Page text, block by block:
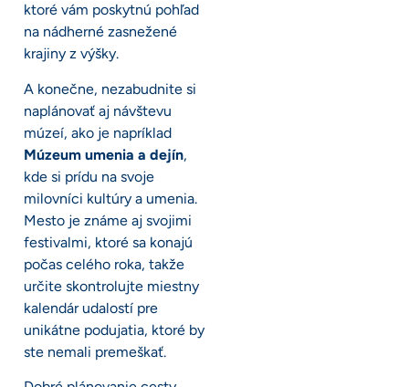
ktoré vám poskytnú pohľad
na nádherné zasnežené
krajiny z výšky.
A konečne, nezabudnite si
naplánovať aj návštevu
múzeí, ako je napríklad
Múzeum umenia a dejín,
kde si prídu na svoje
milovníci kultúry a umenia.
Mesto je známe aj svojimi
festivalmi, ktoré sa konajú
počas celého roka, takže
určite skontrolujte miestny
kalendár udalostí pre
unikátne podujatia, ktoré by
ste nemali premeškať.